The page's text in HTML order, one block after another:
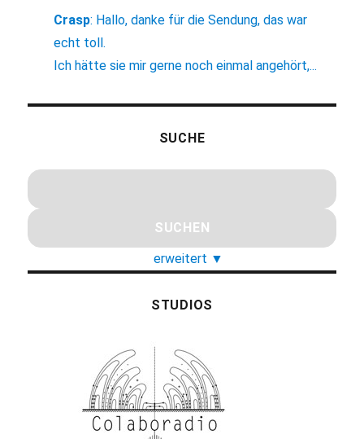
Crasp: Hallo, danke für die Sendung, das war
echt toll.
Ich hätte sie mir gerne noch einmal angehört,...
SUCHE
erweitert ▼
STUDIOS